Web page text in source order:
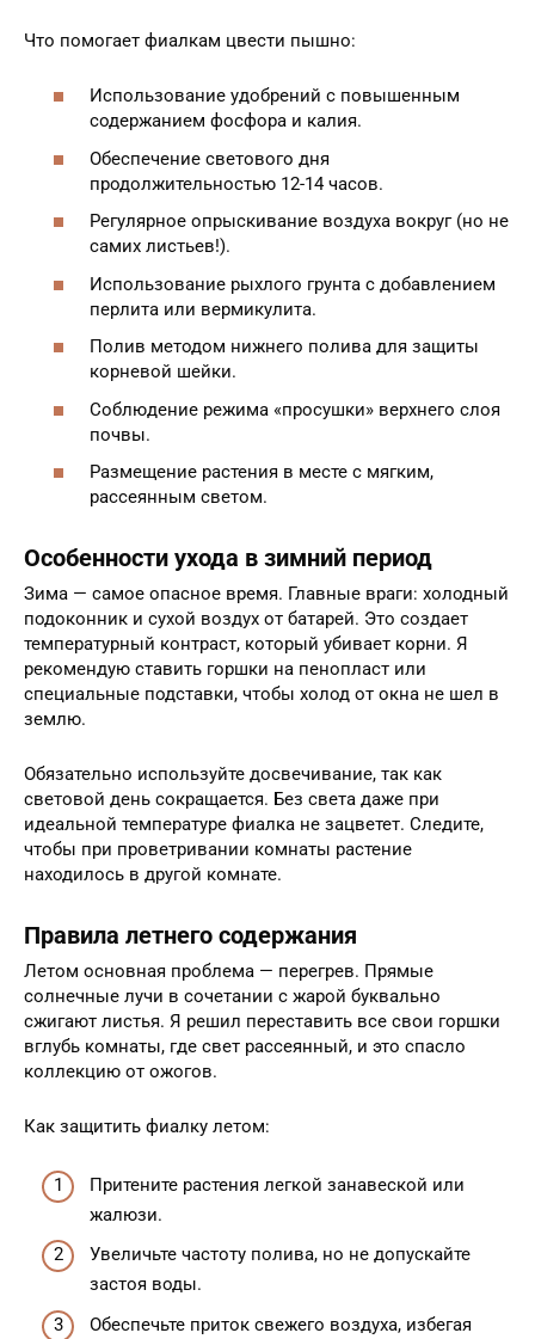
Что помогает фиалкам цвести пышно:
Использование удобрений с повышенным
содержанием фосфора и калия.
Обеспечение светового дня
продолжительностью 12-14 часов.
Регулярное опрыскивание воздуха вокруг (но не
самих листьев!).
Использование рыхлого грунта с добавлением
перлита или вермикулита.
Полив методом нижнего полива для защиты
корневой шейки.
Соблюдение режима «просушки» верхнего слоя
почвы.
Размещение растения в месте с мягким,
рассеянным светом.
Особенности ухода в зимний период
Зима — самое опасное время. Главные враги: холодный
подоконник и сухой воздух от батарей. Это создает
температурный контраст, который убивает корни. Я
рекомендую ставить горшки на пенопласт или
специальные подставки, чтобы холод от окна не шел в
землю.
Обязательно используйте досвечивание, так как
световой день сокращается. Без света даже при
идеальной температуре фиалка не зацветет. Следите,
чтобы при проветривании комнаты растение
находилось в другой комнате.
Правила летнего содержания
Летом основная проблема — перегрев. Прямые
солнечные лучи в сочетании с жарой буквально
сжигают листья. Я решил переставить все свои горшки
вглубь комнаты, где свет рассеянный, и это спасло
коллекцию от ожогов.
Как защитить фиалку летом:
Притените растения легкой занавеской или
жалюзи.
Увеличьте частоту полива, но не допускайте
застоя воды.
Обеспечьте приток свежего воздуха, избегая